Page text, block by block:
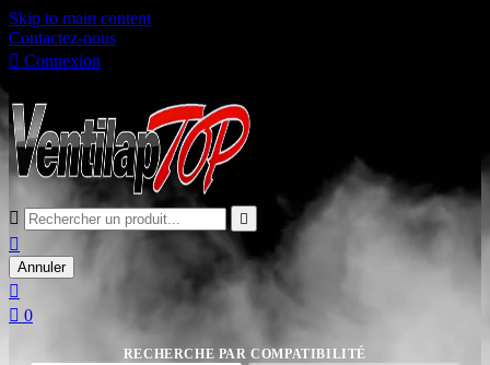
Skip to main content
Contactez-nous
 Connexion
 

Annuler

 0
RECHERCHE PAR COMPATIBILITÉ